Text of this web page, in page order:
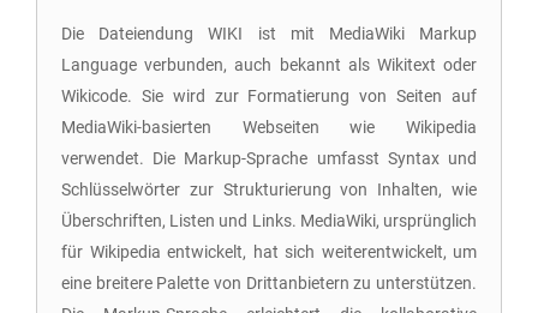
Die Dateiendung WIKI ist mit MediaWiki Markup
Language verbunden, auch bekannt als Wikitext oder
Wikicode. Sie wird zur Formatierung von Seiten auf
MediaWiki-basierten Webseiten wie Wikipedia
verwendet. Die Markup-Sprache umfasst Syntax und
Schlüsselwörter zur Strukturierung von Inhalten, wie
Überschriften, Listen und Links. MediaWiki, ursprünglich
für Wikipedia entwickelt, hat sich weiterentwickelt, um
eine breitere Palette von Drittanbietern zu unterstützen.